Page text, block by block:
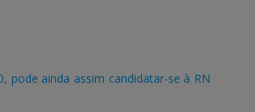
pode ainda assim candidatar-se à RN